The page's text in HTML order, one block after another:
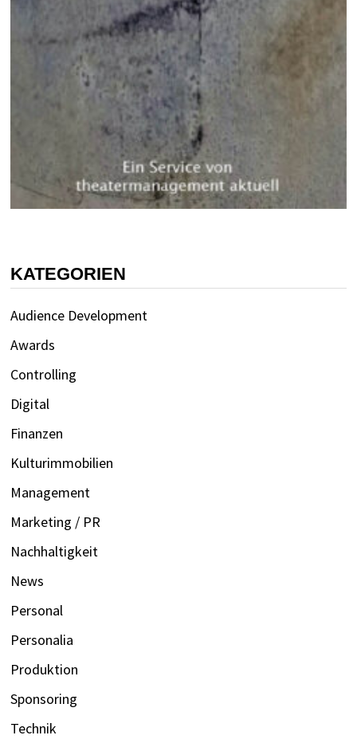
KATEGORIEN
Audience Development
Awards
Controlling
Digital
Finanzen
Kulturimmobilien
Management
Marketing / PR
Nachhaltigkeit
News
Personal
Personalia
Produktion
Sponsoring
Technik